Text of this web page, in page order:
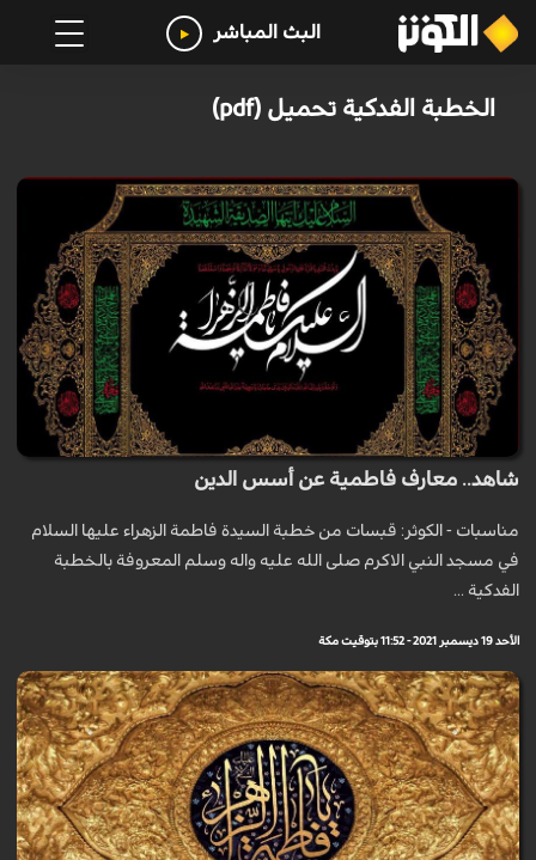
البث المباشر
الخطبة الفدكية تحميل (pdf)
شاهد.. معارف فاطمية عن أسس الدين
مناسبات - الكوثر: قبسات من خطبة السيدة فاطمة الزهراء عليها السلام
في مسجد النبي الاكرم صلى الله عليه واله وسلم المعروفة بالخطبة
الفدكية ...
الأحد 19 ديسمبر 2021 - 11:52 بتوقيت مكة